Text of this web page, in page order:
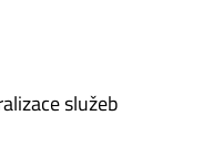
služeb